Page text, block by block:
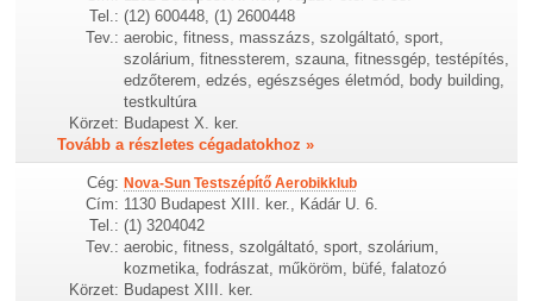
Tel.: (12) 600448, (1) 2600448
Tev.: aerobic, fitness, masszázs, szolgáltató, sport,
szolárium, fitnessterem, szauna, fitnessgép, testépítés,
edzőterem, edzés, egészséges életmód, body building,
testkultúra
Körzet: Budapest X. ker.
Tovább a részletes cégadatokhoz »
Cég: Nova-Sun Testszépítő Aerobikklub
Cím: 1130 Budapest XIII. ker., Kádár U. 6.
Tel.: (1) 3204042
Tev.: aerobic, fitness, szolgáltató, sport, szolárium,
kozmetika, fodrászat, műköröm, büfé, falatozó
Körzet: Budapest XIII. ker.